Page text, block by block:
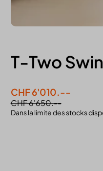
T-Two
CHF 6'010.--
CHF 6'650.--
Dans la limite des stocks